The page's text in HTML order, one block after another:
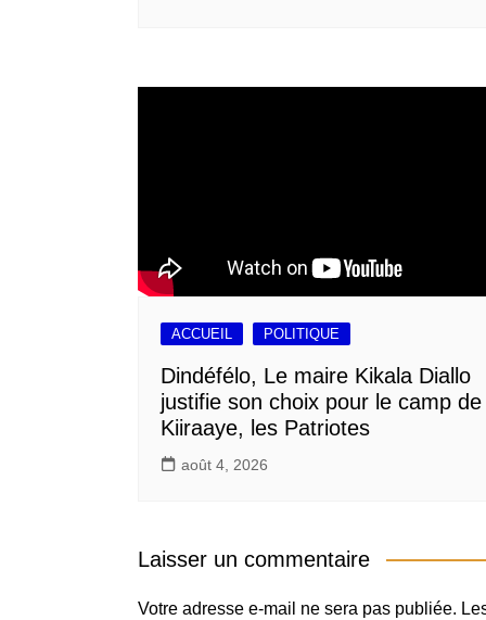
ACCUEIL POLITIQUE
Dindéfélo, Le maire Kikala Diallo
justifie son choix pour le camp de
Kiiraaye, les Patriotes
août 4, 2026
Laisser un commentaire
Votre adresse e-mail ne sera pas publiée.